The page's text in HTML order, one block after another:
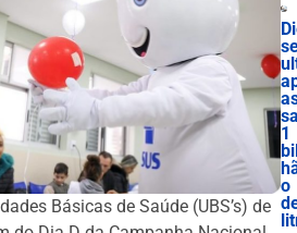
Básicas de Saúde (UBS’s) de
1
o